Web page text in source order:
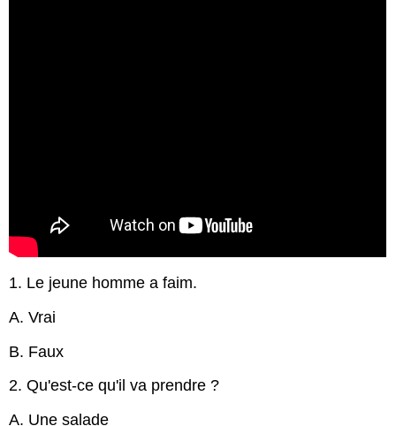
1. Le jeune homme a faim.
A. Vrai
B. Faux
2. Qu'est-ce qu'il va prendre ?
A. Une salade